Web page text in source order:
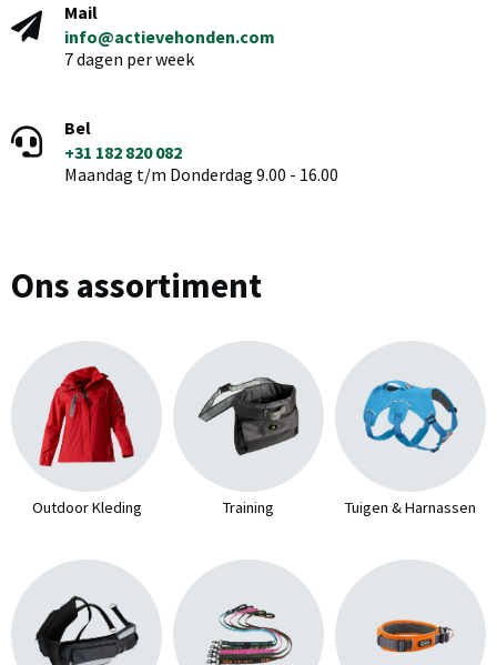
Mail
info@actievehonden.com
7 dagen per week
Bel
+31 182 820 082
Maandag t/m Donderdag 9.00 - 16.00
Ons assortiment
Outdoor Kleding Training Tuigen & Harnassen